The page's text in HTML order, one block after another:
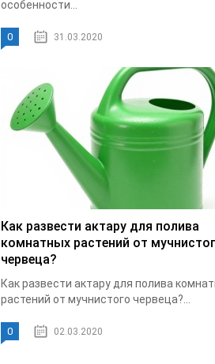
особенности...
0 31.03.2020
Как развести актару для полива
комнатных растений от
червеца?
Как развести актару для полива
растений от мучнистого червеца?...
0 02.03.2020